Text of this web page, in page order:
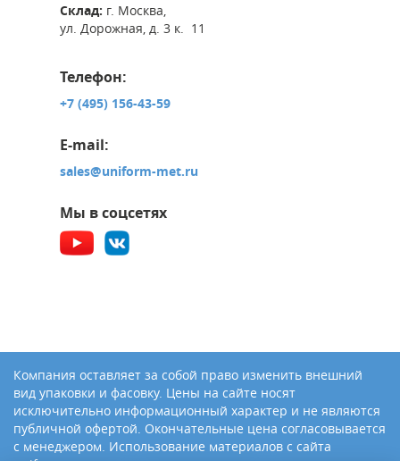
Склад: г. Москва,
ул. Дорожная, д. 3 к. 11
Телефон:
+7 (495) 156-43-59
E-mail:
sales@uniform-met.ru
Мы в соцсетях
Компания оставляет за собой право изменить внешний
вид упаковки и фасовку. Цены на сайте носят
исключительно информационный характер и не являются
публичной офертой. Окончательные цена согласовывается
с менеджером. Использование материалов с сайта